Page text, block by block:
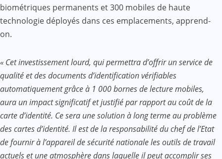
biométriques permanents et 300 mobiles de haute
technologie déployés dans ces emplacements, apprend-
on.
« Cet investissement lourd, qui permettra d’offrir un service de
qualité et des documents d’identification vérifiables
automatiquement grâce à 1 000 bornes de lecture mobiles,
aura un impact significatif et justifié par rapport au coût de la
carte d’identité. Ce sera une solution à long terme au problème
des cartes d’identité. Il est de la responsabilité du chef de l’Etat
de fournir à l’appareil de sécurité nationale les outils de travail
actuels et une atmosphère dans laquelle il peut accomplir ses